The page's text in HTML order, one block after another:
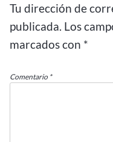
Tu dirección de
publicada. Los
marcados con *
Comentario *